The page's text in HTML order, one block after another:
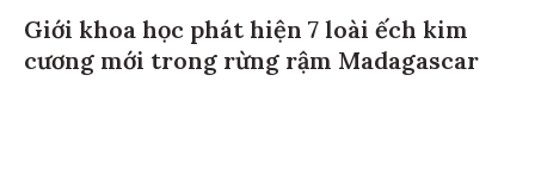
Giới khoa học phát hiện 7 loài ếch kim
cương mới trong rừng rậm Madagascar